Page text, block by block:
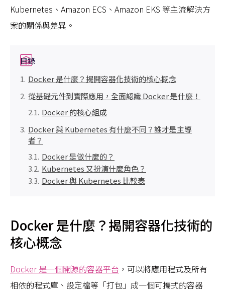
Kubernetes、Amazon ECS、Amazon EKS 等主流解決方
案的關係與差異。
目錄
Docker 是什麼？揭開容器化技術的核心概念
從基礎元件到實際應用，全面認識 Docker 是什麼！
Docker 的核心組成
Docker 與 Kubernetes 有什麼不同？誰才是主導
者？
Docker 是做什麼的？
Kubernetes 又扮演什麼角色？
Docker 與 Kubernetes 比較表
Docker 是什麼？揭開容器化技術的
核心概念
Docker 是一個開源的容器平台 ，可以將應用程式及所有
相依的程式庫、設定檔等「打包」成一個可攜式的容器